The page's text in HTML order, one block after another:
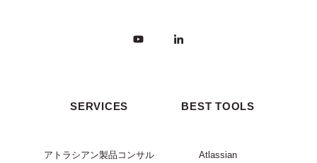
SERVICES
アトラシアン製品コンサル
BEST TOOLS
Atlassian